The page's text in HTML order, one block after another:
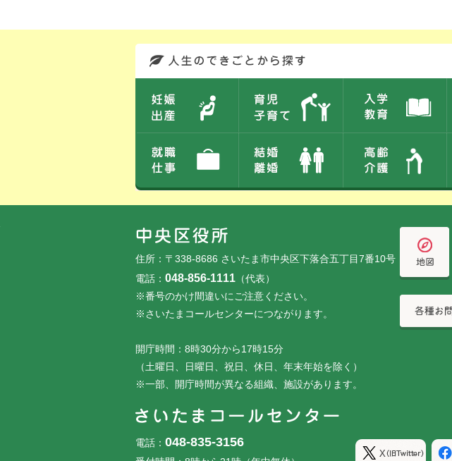
住所：〒338-8686 さいたま市中央区下落合五丁目7番10号
電話： 048-856-1111 （代表）
※番号のかけ間違いにご注意ください。
※さいたまコールセンターにつながります。
開庁時間：8時30分から17時15分
（土曜日、日曜日、祝日、休日、年末年始を除く）
※一部、開庁時間が異なる組織、施設があります。
電話： 048-835-3156